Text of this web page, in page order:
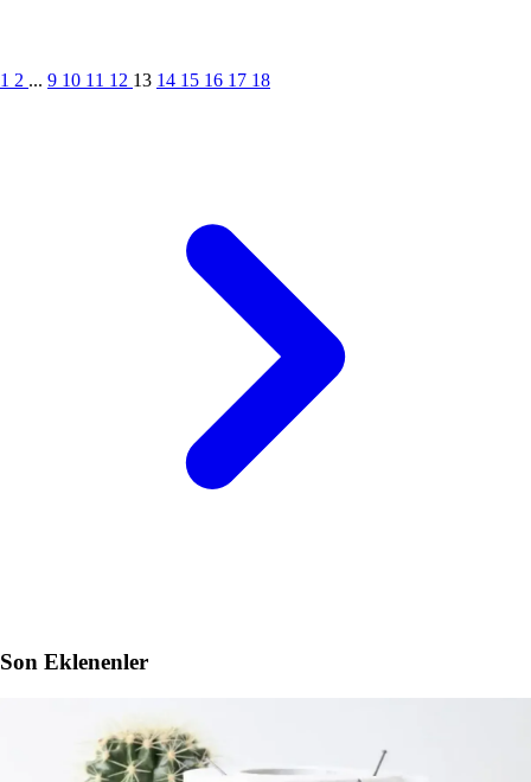
1 2 ... 9 10 11 12 13 14 15 16 17 18
Son Eklenenler